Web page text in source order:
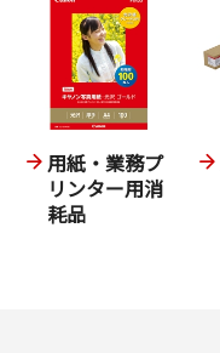
用紙・業務プ
リンター用消
耗品